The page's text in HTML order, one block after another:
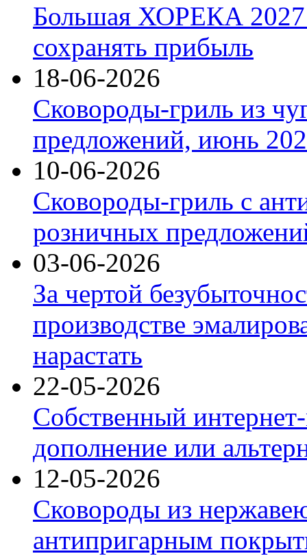
Большая ХОРЕКА 2027:
сохранять прибыль
18-06-2026
Сковороды-гриль из
предложений, июнь
10-06-2026
Сковороды-гриль с
розничных
03-06-2026
За чертой
производстве
нарастать
22-05-2026
Собственный
дополнение или
12-05-2026
Сковороды из
антипригарным